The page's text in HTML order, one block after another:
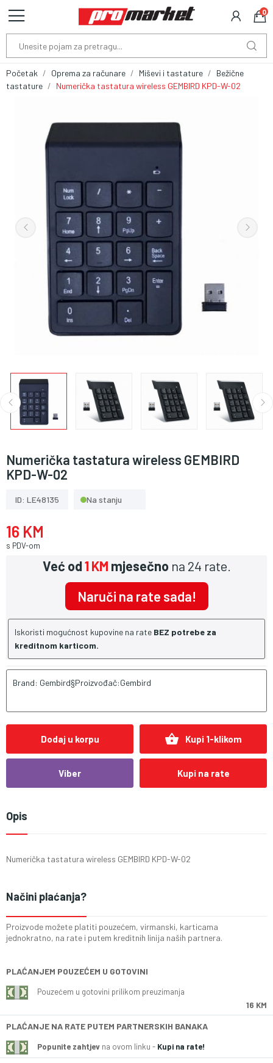
0
Početak Oprema za računare Miševi i tastature
Bežične
tastature
Numerička tastatura wireless GEMBIRD KPD-W-02
Numerička tastatura wireless GEMBIRD
KPD-W-02
ID: LE48135 Na stanju
16 KM
s PDV-om
Već od1 KM mjesečno na 24 rate.
Naruči na rate sada!
Iskoristi mogućnost kupovine na rate BEZ potrebe za
kreditnom karticom.
Brand: Gembird§Proizvođač:Gembird
Dodaj u korpu shopping_basket Kupi 1-klikom
Viber Kupi na rate
Opis
Numerička tastatura wireless GEMBIRD KPD-W-02
Načini plaćanja?
Proizvode možete platiti pouzećem, virmanski, karticama
jednokratno, na rate i putem kreditnih linija naših partnera.
PLAĆANJEM POUZEĆEM U GOTOVINI
Pouzećem u gotovini prilikom preuzimanja
16 KM
PLAĆANJE NA RATE PUTEM PARTNERSKIH BANAKA
Popunite zahtjev na ovom linku - Kupi na rate!